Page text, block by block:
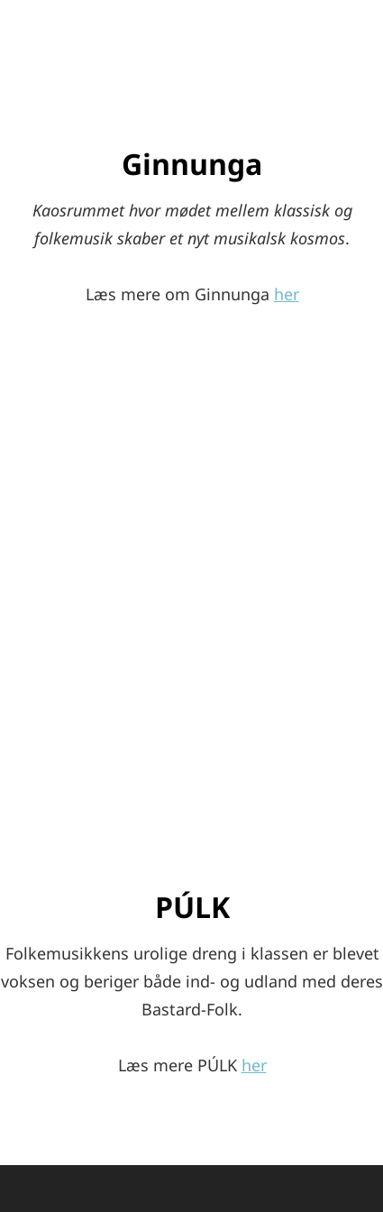
Ginnunga
Kaosrummet hvor mødet mellem klassisk og
folkemusik skaber et nyt musikalsk kosmos.
Læs mere om Ginnunga her
PÚLK
Folkemusikkens urolige dreng i klassen er blevet
voksen og beriger både ind- og udland med deres
Bastard-Folk.
Læs mere PÚLK her